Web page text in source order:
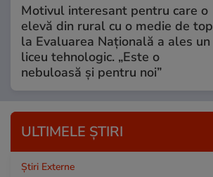
Motivul interesant pentru care o
elevă din rural cu o medie de top
la Evaluarea Națională a ales un
liceu tehnologic. „Este o
nebuloasă și pentru noi”
ULTIMELE ȘTIRI
Știri Externe